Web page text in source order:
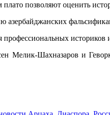
позволяют оценить
азербайджанских
Шахназаров и